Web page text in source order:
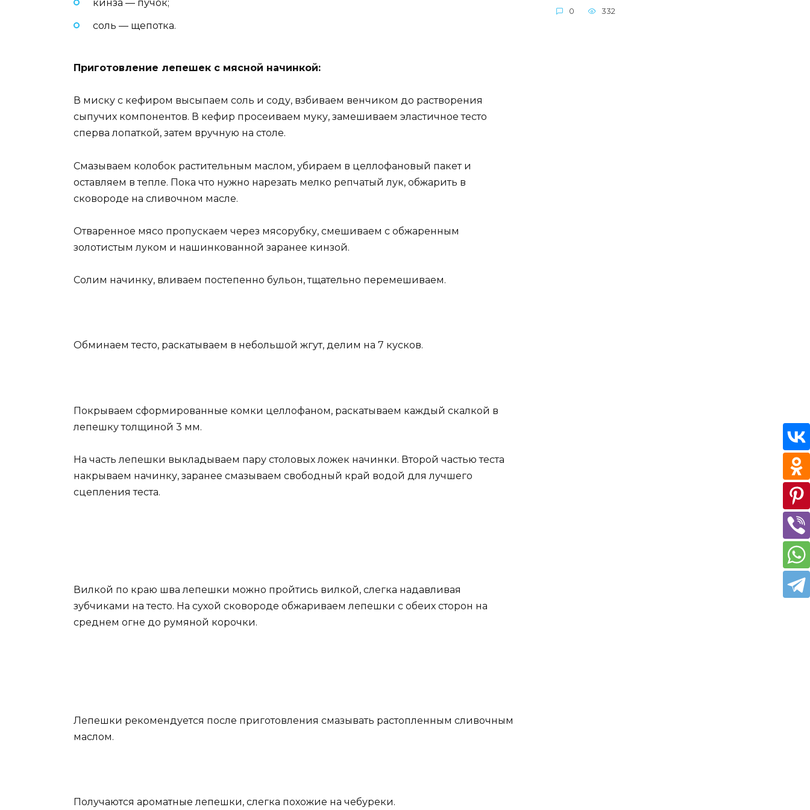
кинза — пучок;
соль — щепотка.
Приготовление лепешек с мясной начинкой:
В миску с кефиром высыпаем соль и соду, взбиваем венчиком до растворения
сыпучих компонентов. В кефир просеиваем муку, замешиваем эластичное тесто
сперва лопаткой, затем вручную на столе.
Смазываем колобок растительным маслом, убираем в целлофановый пакет и
оставляем в тепле. Пока что нужно нарезать мелко репчатый лук, обжарить в
сковороде на сливочном масле.
Отваренное мясо пропускаем через мясорубку, смешиваем с обжаренным
золотистым луком и нашинкованной заранее кинзой.
Солим начинку, вливаем постепенно бульон, тщательно перемешиваем.
Обминаем тесто, раскатываем в небольшой жгут, делим на 7 кусков.
Покрываем сформированные комки целлофаном, раскатываем каждый скалкой в
лепешку толщиной 3 мм.
На часть лепешки выкладываем пару столовых ложек начинки. Второй частью теста
накрываем начинку, заранее смазываем свободный край водой для лучшего
сцепления теста.
Вилкой по краю шва лепешки можно пройтись вилкой, слегка надавливая
зубчиками на тесто. На сухой сковороде обжариваем лепешки с обеих сторон на
среднем огне до румяной корочки.
Лепешки рекомендуется после приготовления смазывать растопленным сливочным
маслом.
Получаются ароматные лепешки, слегка похожие на чебуреки.
0 332